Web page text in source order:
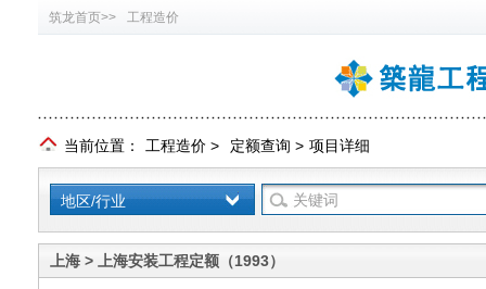
筑龙首页>> 工程造价
当前位置： 工程造价 > 定额查询 > 项目详细
地区/行业
上海 > 上海安装工程定额（1993）